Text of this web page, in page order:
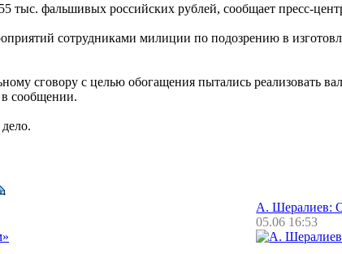
тыс. фальшивых российских рублей, сообщает пресс-
сотрудниками милиции по подозрению в
сговору с целью обогащения пытались реализовать
в сообщении.
А. Шералиев:
05.06 16:53